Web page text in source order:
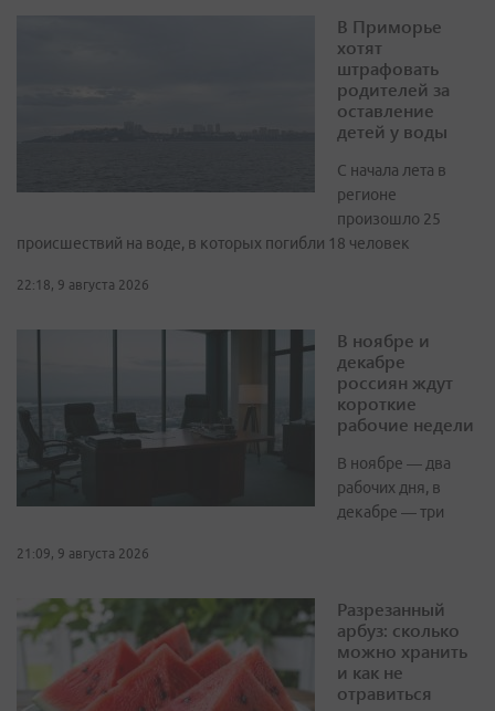
В Приморье
хотят
штрафовать
родителей за
оставление
детей у воды
С начала лета в
регионе
произошло 25
происшествий на воде, в которых погибли 18 человек
22:18, 9 августа 2026
В ноябре и
декабре
россиян ждут
короткие
рабочие недели
В ноябре — два
рабочих дня, в
декабре — три
21:09, 9 августа 2026
Разрезанный
арбуз: сколько
можно хранить
и как не
отравиться